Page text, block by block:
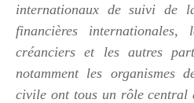
internationaux de suivi de
financières
créanciers et les autres
notamment les organismes
civile ont tous un rôle